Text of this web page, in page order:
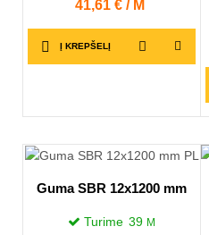
Kaina
41,61 € / M
Į KREPŠELĮ
Guma SBR 12x1200 mm
Turime 39 M